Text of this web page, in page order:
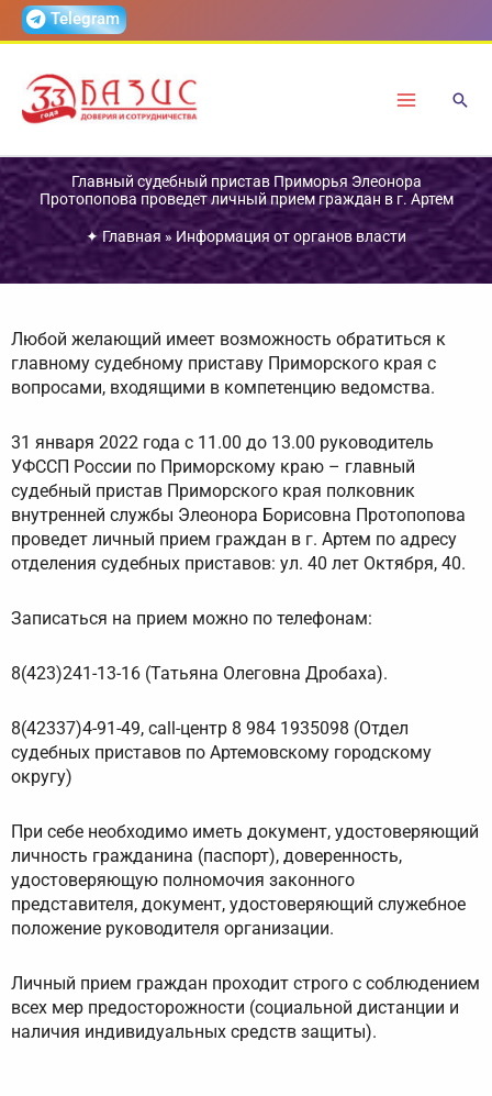
ПерейтиTelegram
Главный судебный пристав Приморья Элеонора
Протопопова проведет личный прием граждан в г. Артем
✦ Главная » Информация от органов власти
Любой желающий имеет возможность обратиться к
главному судебному приставу Приморского края с
вопросами, входящими в компетенцию ведомства.
31 января 2022 года с 11.00 до 13.00 руководитель
УФССП России по Приморскому краю – главный
судебный пристав Приморского края полковник
внутренней службы Элеонора Борисовна Протопопова
проведет личный прием граждан в г. Артем по адресу
отделения судебных приставов: ул. 40 лет Октября, 40.
Записаться на прием можно по телефонам:
8(423)241-13-16 (Татьяна Олеговна Дробаха).
8(42337)4-91-49, call-центр 8 984 1935098 (Отдел
судебных приставов по Артемовскому городскому
округу)
При себе необходимо иметь документ, удостоверяющий
личность гражданина (паспорт), доверенность,
удостоверяющую полномочия законного
представителя, документ, удостоверяющий служебное
положение руководителя организации.
Личный прием граждан проходит строго с соблюдением
всех мер предосторожности (социальной дистанции и
наличия индивидуальных средств защиты).